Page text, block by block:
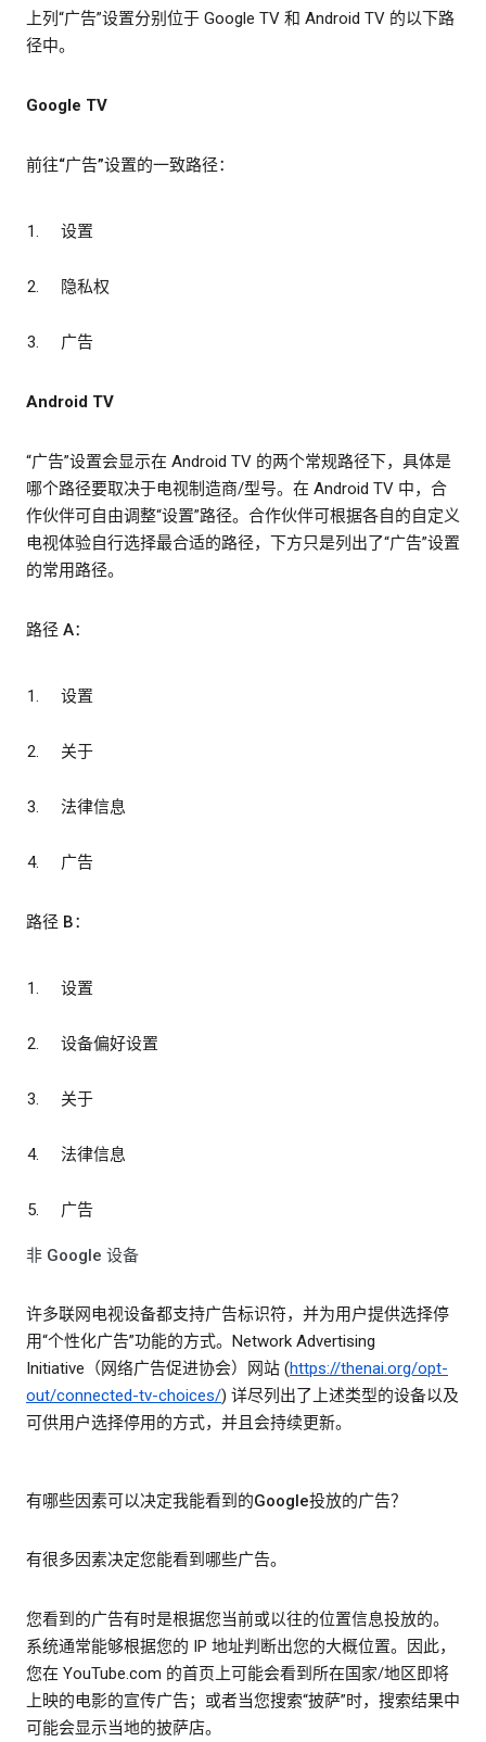
上列“广告”设置分别位于 Google TV 和 Android TV 的以下路
径中。
Google TV
前往“广告”设置的一致路径：
设置
隐私权
广告
Android TV
“广告”设置会显示在 Android TV 的两个常规路径下，具体是
哪个路径要取决于电视制造商/型号。在 Android TV 中，合
作伙伴可自由调整“设置”路径。合作伙伴可根据各自的自定义
电视体验自行选择最合适的路径，下方只是列出了“广告”设置
的常用路径。
路径 A：
设置
关于
法律信息
广告
路径 B：
设置
设备偏好设置
关于
法律信息
广告
非 Google 设备
许多联网电视设备都支持广告标识符，并为用户提供选择停
用“个性化广告”功能的方式。Network Advertising
Initiative（网络广告促进协会）网站 (https://thenai.org/opt-
out/connected-tv-choices/) 详尽列出了上述类型的设备以及
可供用户选择停用的方式，并且会持续更新。
有哪些因素可以决定我能看到的Google投放的广告？
有很多因素决定您能看到哪些广告。
您看到的广告有时是根据您当前或以往的位置信息投放的。
系统通常能够根据您的 IP 地址判断出您的大概位置。因此，
您在 YouTube.com 的首页上可能会看到所在国家/地区即将
上映的电影的宣传广告；或者当您搜索“披萨”时，搜索结果中
可能会显示当地的披萨店。